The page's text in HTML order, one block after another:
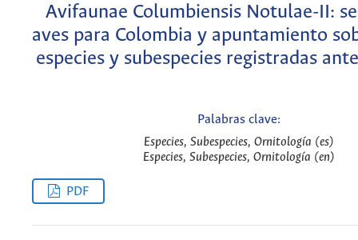
Avifaunae Columbiensis Notulae-II:
aves para Colombia y apuntamiento
especies y subespecies registradas
Palabras clave:
Especies, Subespecies, Ornitología (es)
Especies, Subespecies, Ornitología (en)
PDF